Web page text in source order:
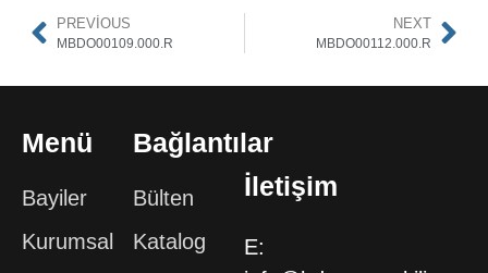
PREVIOUS
MBDO00109.000.R
NEXT
MBDO00112.000.R
Menü
Bayiler
Kurumsal
Bağlantılar
Bülten
Katalog
İletişim
E: